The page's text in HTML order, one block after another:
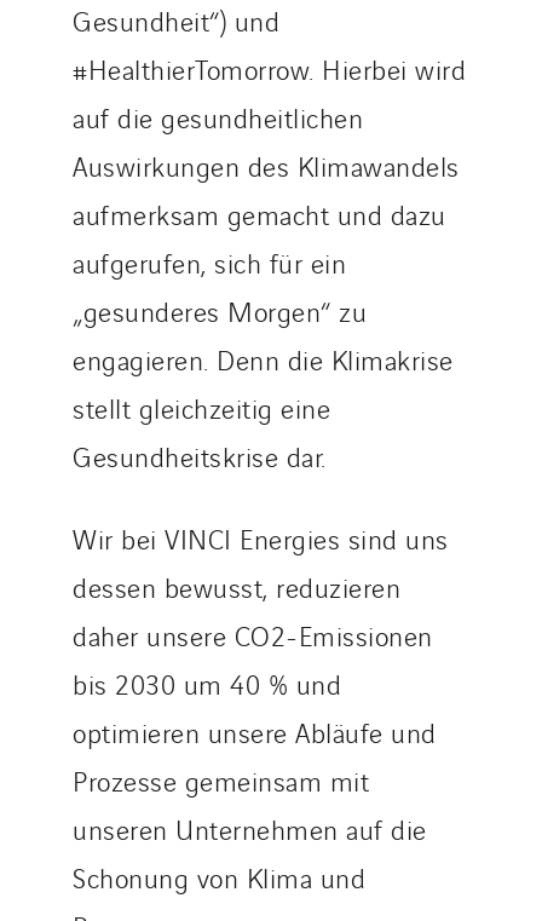
Gesundheit“) und
#HealthierTomorrow. Hierbei wird
auf die gesundheitlichen
Auswirkungen des Klimawandels
aufmerksam gemacht und dazu
aufgerufen, sich für ein
„gesunderes Morgen“ zu
engagieren. Denn die Klimakrise
stellt gleichzeitig eine
Gesundheitskrise dar.
Wir bei VINCI Energies sind uns
dessen bewusst, reduzieren
daher unsere CO2-Emissionen
bis 2030 um 40 % und
optimieren unsere Abläufe und
Prozesse gemeinsam mit
unseren Unternehmen auf die
Schonung von Klima und
Santerne Marseille
Santerne Tertiaire et Santé
Sarrasola
Schoro Electricité
Schuh Bodentechnik
SCIE Puy de Dome
SDEL Atlantis
SDEL Grand Ouest
SDEL Navis
SDEL Rouergue
SDEL Savoie Léman
SDEL Tertiaire
SDEL Transport Services
SEDD
Service One Alliance
Seves
Smart Building Energies
Socalec
Sotécnica
SparkEx® Funkenlöschanlagen